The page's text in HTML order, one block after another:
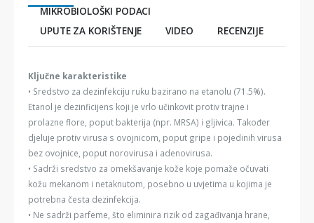
MIKROBIOLOŠKI PODACI
UPUTE ZA KORIŠTENJE
VIDEO RECENZIJE
Ključne karakteristike
• Sredstvo za dezinfekciju ruku bazirano na etanolu (71.5%).
Etanol je dezinficijens koji je vrlo učinkovit protiv trajne i
prolazne flore, poput bakterija (npr. MRSA) i gljivica. Također
djeluje protiv virusa s ovojnicom, poput gripe i pojedinih virusa
bez ovojnice, poput norovirusa i adenovirusa.
• Sadrži sredstvo za omekšavanje kože koje pomaže očuvati
kožu mekanom i netaknutom, posebno u uvjetima u kojima je
potrebna česta dezinfekcija.
• Ne sadrži parfeme, što eliminira rizik od zagađivanja hrane,